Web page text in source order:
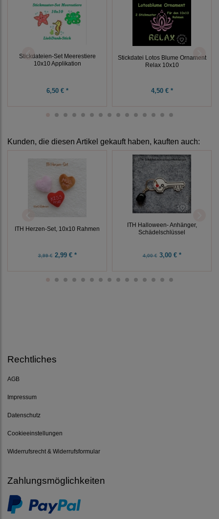
Stickdateien-Set Meerestiere
10x10 Applikation
6,50 € *
Stickdatei Lotos Blume Ornament
Relax 10x10
4,50 € *
Kunden, die diesen Artikel gekauft haben, kauften auch:
ITH Herzen-Set, 10x10 Rahmen
3,99 €2,99 € *
ITH Halloween- Anhänger,
Schädelschlüssel
4,00 €3,00 € *
Rechtliches
AGB
Impressum
Datenschutz
Cookieeinstellungen
Widerrufsrecht & Widerrufsformular
Zahlungsmöglichkeiten